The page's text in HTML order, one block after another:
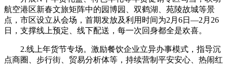
航空港区新春文旅矩阵中的园博园、双鹤湖、苑陵故城等景
点，市区设立从会场，首期发放及利用时间为2月6日—2月26
日，支撑线上预定、线下配送，每一次回身都全是欢喜。
2.线上年货节专场。激励餐饮企业立异办事模式，指导沉
点商圈、步行街、贸易分析体等，持续营制平安安心、热闹红